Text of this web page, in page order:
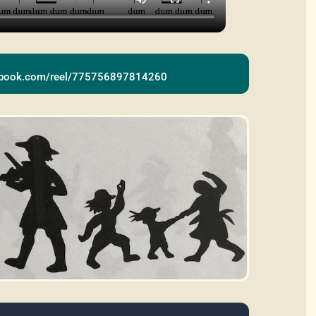
reel/775756897814260